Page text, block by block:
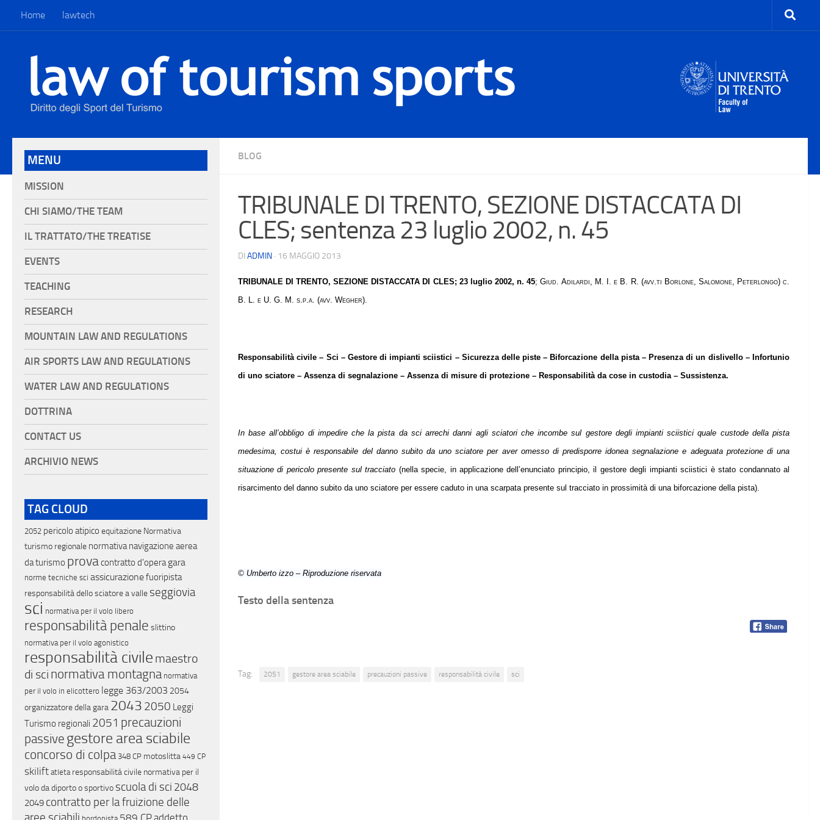
Home lawtech
BLOG
TRIBUNALE DI TRENTO, SEZIONE DISTACCATA DI
CLES; sentenza 23 luglio 2002, n. 45
DI ADMIN · 16 MAGGIO 2013
TRIBUNALE DI TRENTO, SEZIONE DISTACCATA DI CLES; 23 luglio 2002, n. 45;Giud. Adilardi, M. I. e B. R. (avv.ti Borlone, Salomone, Peterlongo) c.
B. L. e U. G. M. s.p.a. (avv. Wegher).
Responsabilità civile – Sci – Gestore di impianti sciistici – Sicurezza delle piste – Biforcazione della pista – Presenza di un dislivello – Infortunio
di uno sciatore – Assenza di segnalazione – Assenza di misure di protezione – Responsabilità da cose in custodia – Sussistenza.
In base all’obbligo di impedire che la pista da sci arrechi danni agli sciatori che incombe sul gestore degli impianti sciistici quale custode della pista
medesima, costui è responsabile del danno subito da uno sciatore per aver omesso di predisporre idonea segnalazione e adeguata protezione di una
situazione di pericolo presente sul tracciato (nella specie, in applicazione dell’enunciato principio, il gestore degli impianti sciistici è stato condannato al
risarcimento del danno subito da uno sciatore per essere caduto in una scarpata presente sul tracciato in prossimità di una biforcazione della pista).
© Umberto izzo – Riproduzione riservata
Testo della sentenza
Tag: 2051 gestore area sciabile precauzioni passive responsabilità civile sci
MENU
MISSION
CHI SIAMO/THE TEAM
IL TRATTATO/THE TREATISE
EVENTS
TEACHING
RESEARCH
MOUNTAIN LAW AND REGULATIONS
AIR SPORTS LAW AND REGULATIONS
WATER LAW AND REGULATIONS
DOTTRINA
CONTACT US
ARCHIVIO NEWS
TAG CLOUD
2052 pericolo atipico equitazione Normativa
turismo regionale normativa navigazione aerea
da turismo provacontratto d'opera gara
norme tecniche sci assicurazionefuoripista
responsabilità dello sciatore a valle seggiovia
sci normativa per il volo libero
responsabilità penale slittino
normativa per il volo agonistico
responsabilità civile maestro
di sci normativa montagna normativa
per il volo in elicottero legge 363/2003 2054
organizzatore della gara 2043 2050 Leggi
Turismo regionali 2051 precauzioni
passive gestore area sciabile
concorso di colpa 348 CP motoslitta 449 CP
skilift atleta responsabilitá civile normativa per il
volo da diporto o sportivo scuola di sci 2048
2049 contratto per la fruizione delle
589 CPaddetto